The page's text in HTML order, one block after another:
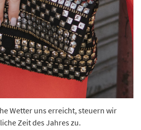
Wetter uns erreicht, steuern wir
Zeit des Jahres zu.